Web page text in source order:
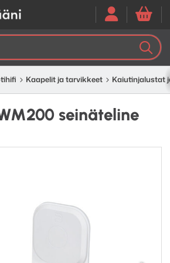
Kaapelit ja tarvikkeet Kaiutinjalustat
seinäteline